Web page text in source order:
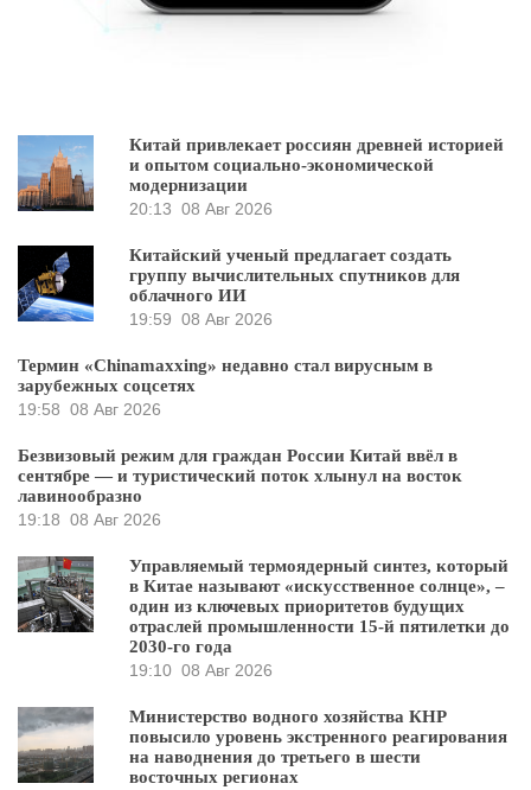
Китай привлекает россиян древней историей
и опытом социально-экономической
модернизации
20:13 08 Авг 2026
Китайский ученый предлагает создать
группу вычислительных спутников для
облачного ИИ
19:59 08 Авг 2026
Термин «Chinamaxxing» недавно стал вирусным в
зарубежных соцсетях
19:58 08 Авг 2026
Безвизовый режим для граждан России Китай ввёл в
сентябре — и туристический поток хлынул на восток
лавинообразно
19:18 08 Авг 2026
Управляемый термоядерный синтез, который
в Китае называют «искусственное солнце», –
один из ключевых приоритетов будущих
отраслей промышленности 15-й пятилетки до
2030-го года
19:10 08 Авг 2026
Министерство водного хозяйства КНР
повысило уровень экстренного реагирования
на наводнения до третьего в шести
восточных регионах